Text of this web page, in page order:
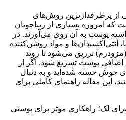
از پرطرفدارترین روش‌های
که امروزه بسیاری از زیباجویان
پوست به آن روی می‌آورند. در
آنتی‌اکسیدان‌ها و مواد روشن‌کننده
تزریق می‌شود تا روند
اضافی پوست تسریع شود. اگر از
جوش خسته شده‌اید و به دنبال
این مقاله راهنمای کاملی برای
لک؛ راهکاری مؤثر برای پوستی